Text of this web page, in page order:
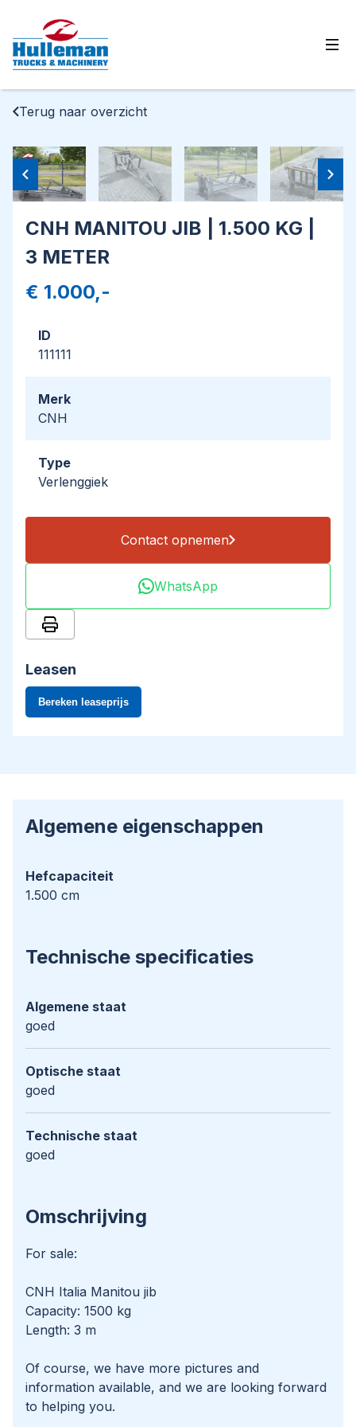
Terug naar overzicht
CNH MANITOU JIB | 1.500 KG |
3 METER
€ 1.000,-
ID
111111
Merk
CNH
Type
Verlenggiek
Contact opnemen
WhatsApp
Leasen
Algemene eigenschappen
Hefcapaciteit
1.500 cm
Technische specificaties
Algemene staat
goed
Optische staat
goed
Technische staat
goed
Omschrijving
For sale:
CNH Italia Manitou jib
Capacity: 1500 kg
Length: 3 m
Of course, we have more pictures and
information available, and we are looking forward
to helping you.